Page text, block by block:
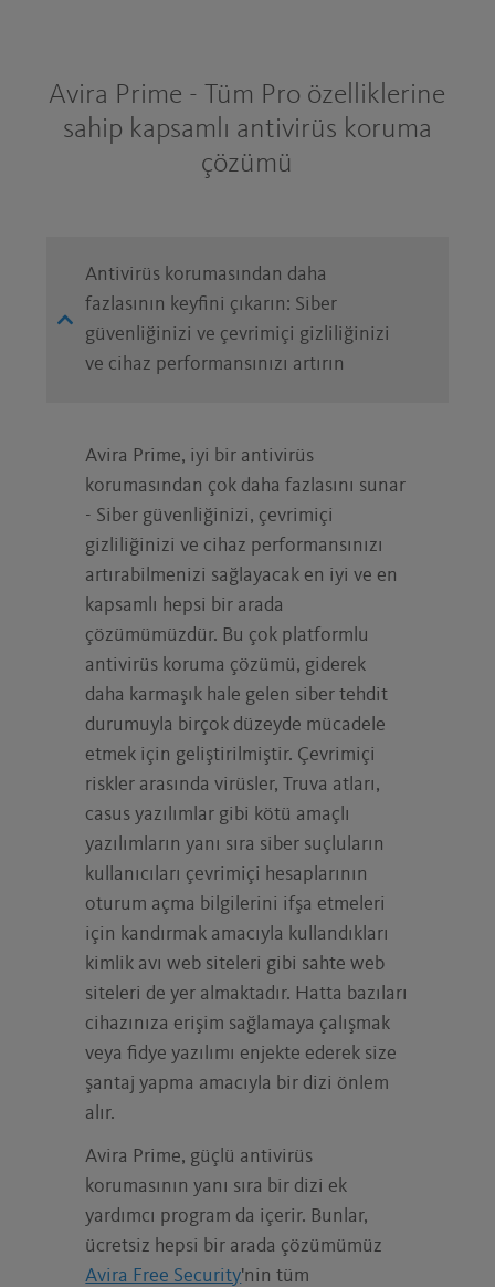
MADENCILIĞI MI YAPIYORSUNUZ?
Öyleyse çantanızı güvende tutun, parayı
zararlı yazılımlara kaptırmayın.
ANONIM OLARAK GEZININ
Reklamcıların İSS'nizi ve web'de neler
yaptığınızı izlemelerine izin vermeyin.
Sahte uygulamaların Android kameranıza
ve mikrofonunuza erişmesini engelleyin.
BÜYÜK BIRADERLERI KAPI DIŞARI EDIN
Facebook, Microsoft veya Google
tarafından toplanan verilerle ilgili endişeniz
mi var? Gizliliğinizi üzerindeki kontrolü size
geri veriyoruz.
EVINIZI KORUYUN
Akıllı evin verdiği rahatlığı yaşarken
güvenliği ihmal etmeyin. Araçlarımız ev
ağınızda devriye gezerek izinsiz girişleri
önlesin.
PROTECT YOUR SENSITIVE DATA
We check whether your email address and
associated information have been
published online so you can take
immediate steps to protect any affected
accounts.
POWER UP YOUR GAMING EXPERIENCE
Unleash the full potential of your CPU for
the next level in gaming performance and
smoother gameplay by optimizing user and
system processes.
Avira Prime - Tüm Pro özelliklerine
sahip kapsamlı antivirüs koruma
çözümü
Antivirüs korumasından daha
fazlasının keyfini çıkarın: Siber
güvenliğinizi ve çevrimiçi gizliliğinizi
ve cihaz performansınızı artırın
Avira Prime, iyi bir antivirüs
korumasından çok daha fazlasını sunar
- Siber güvenliğinizi, çevrimiçi
gizliliğinizi ve cihaz performansınızı
artırabilmenizi sağlayacak en iyi ve en
kapsamlı hepsi bir arada
çözümümüzdür. Bu çok platformlu
antivirüs koruma çözümü, giderek
daha karmaşık hale gelen siber tehdit
durumuyla birçok düzeyde mücadele
etmek için geliştirilmiştir. Çevrimiçi
riskler arasında virüsler, Truva atları,
casus yazılımlar gibi kötü amaçlı
yazılımların yanı sıra siber suçluların
kullanıcıları çevrimiçi hesaplarının
oturum açma bilgilerini ifşa etmeleri
için kandırmak amacıyla kullandıkları
kimlik avı web siteleri gibi sahte web
siteleri de yer almaktadır. Hatta bazıları
cihazınıza erişim sağlamaya çalışmak
veya fidye yazılımı enjekte ederek size
şantaj yapma amacıyla bir dizi önlem
alır.
Avira Prime, güçlü antivirüs
korumasının yanı sıra bir dizi ek
yardımcı program da içerir. Bunlar,
ücretsiz hepsi bir arada çözümümüz
Avira Free Security'nin tüm